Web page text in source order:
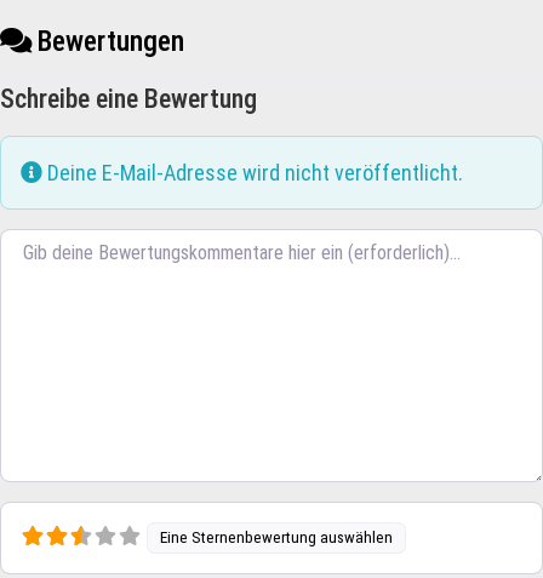
Bewertungen
Schreibe eine Bewertung
Deine E-Mail-Adresse wird nicht veröffentlicht.
Rezensionstext
Eine Sternenbewertung auswählen